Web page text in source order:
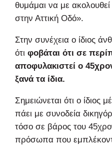
θυμάμαι να με
στην Αττική Οδό».
Στην συνέχεια ο ίδιος
ότι φοβάται ότι σε
αποφυλακιστεί ο
ξανά τα ίδια.
Σημειώνεται ότι ο ίδιος
πάει με συνοδεία
τόσο σε βάρος του
πρόσωπα που